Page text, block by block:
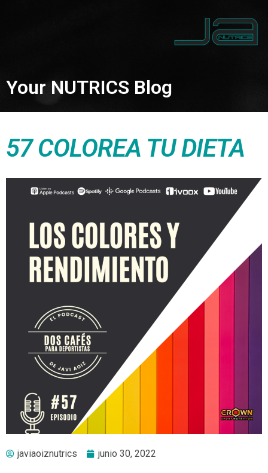
Your NUTRICS Blog
57 COLOREA TU DIETA
javiaoiznutrics junio 30, 2022